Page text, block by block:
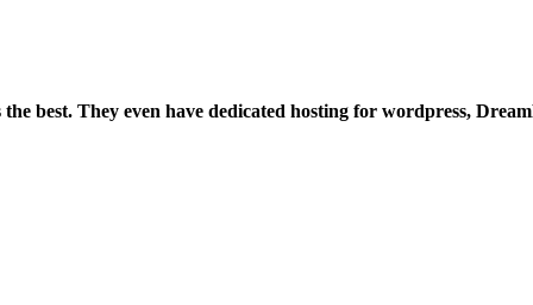
best. They even have dedicated hosting for wordpress,